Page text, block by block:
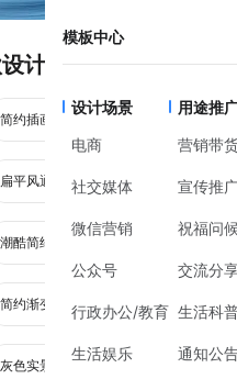
模板中心
设计场景
电商
社交媒体
微信营销
公众号
行政办公/教育
生活娱乐
用途推
营销带
宣传推
祝福问
交流分
生活科
通知公
计设计模板推荐
简约插画风灰色狗狗元素鲜花萌宠类招聘海报
扁平风通用类橙色招聘招募类设计岗位手机全屏海报
简约渐变海报设计宣传推广公众号二维码
灰色实景风家居家装全屋定制营销全屏手机海报